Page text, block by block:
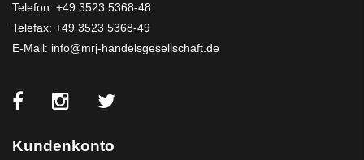
Telefon: +49 3523 5368-48
Telefax: +49 3523 5368-49
E-Mail: info@mrj-handelsgesellschaft.de
Kundenkonto